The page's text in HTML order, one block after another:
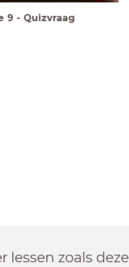
9 - Quizvraag
lessen zoals deze